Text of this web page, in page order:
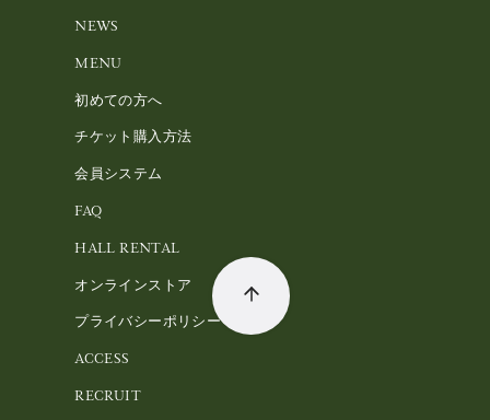
NEWS
MENU
初めての方へ
チケット購入方法
会員システム
FAQ
HALL RENTAL
オンラインストア
プライバシーポリシー
ACCESS
RECRUIT